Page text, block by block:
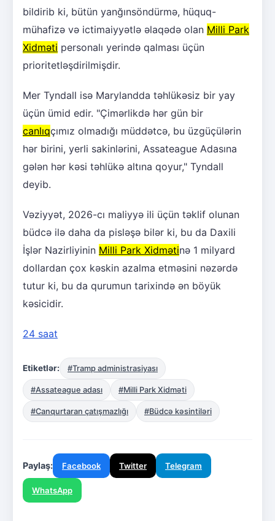
bildirib ki, bütün yanğınsöndürmə, hüquq-
mühafizə və ictimaiyyətlə əlaqədə olan Milli Park
Xidməti personalı yerində qalması üçün
prioritetləşdirilmişdir.
Mer Tyndall isə Marylandda təhlükəsiz bir yay
üçün ümid edir. "Çimərlikdə hər gün bir
canlıqçımız olmadığı müddətcə, bu üzgüçülərin
hər birini, yerli sakinlərini, Assateague Adasına
gələn hər kəsi təhlükə altına qoyur," Tyndall
deyib.
Vəziyyət, 2026-cı maliyyə ili üçün təklif olunan
büdcə ilə daha da pisləşə bilər ki, bu da Daxili
İşlər Nazirliyinin Milli Park Xidmətinə 1 milyard
dollardan çox kəskin azalma etməsini nəzərdə
tutur ki, bu da qurumun tarixində ən böyük
kəsicidir.
24 saat
Etiketlər: #Tramp administrasiyası
#Assateague adası #Milli Park Xidməti
#Canqurtaran çatışmazlığı #Büdcə kəsintiləri
Paylaş: Facebook Twitter Telegram
WhatsApp